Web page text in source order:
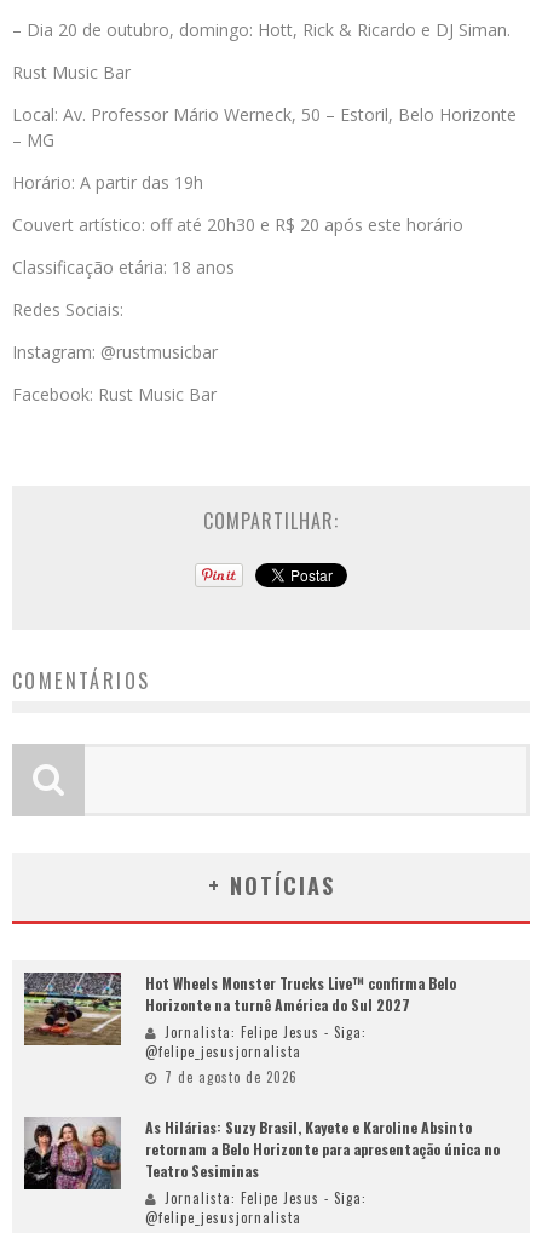
– Dia 20 de outubro, domingo: Hott, Rick & Ricardo e DJ Siman.
Rust Music Bar
Local: Av. Professor Mário Werneck, 50 – Estoril, Belo Horizonte
– MG
Horário: A partir das 19h
Couvert artístico: off até 20h30 e R$ 20 após este horário
Classificação etária: 18 anos
Redes Sociais:
Instagram: @rustmusicbar
Facebook: Rust Music Bar
COMPARTILHAR:
COMENTÁRIOS
+ NOTÍCIAS
Hot Wheels Monster Trucks Live™ confirma Belo
Horizonte na turnê América do Sul 2027
Jornalista: Felipe Jesus - Siga:
@felipe_jesusjornalista
7 de agosto de 2026
As Hilárias: Suzy Brasil, Kayete e Karoline Absinto
retornam a Belo Horizonte para apresentação única no
Teatro Sesiminas
Jornalista: Felipe Jesus - Siga:
@felipe_jesusjornalista